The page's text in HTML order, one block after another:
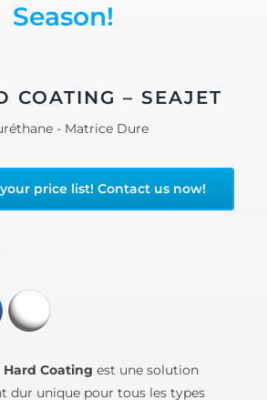
Season!
COATING – SEAJET
- Matrice Dure
price list! Contact us now!
Hard Coating est une solution
dur unique pour tous les types